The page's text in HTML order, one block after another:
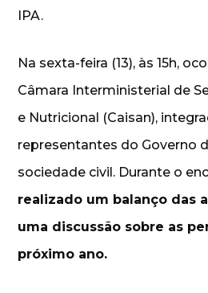
IPA.
Na sexta-feira (13), às 15h,
Câmara Interministerial de
e Nutricional (Caisan),
representantes do Governo
sociedade civil. Durante o
realizado um balanço das
uma discussão sobre as
próximo ano.